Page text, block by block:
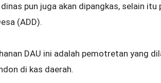
pun juga akan dipangkas, selain itu
(ADD).
DAU ini adalah pemotretan yang
di kas daerah.